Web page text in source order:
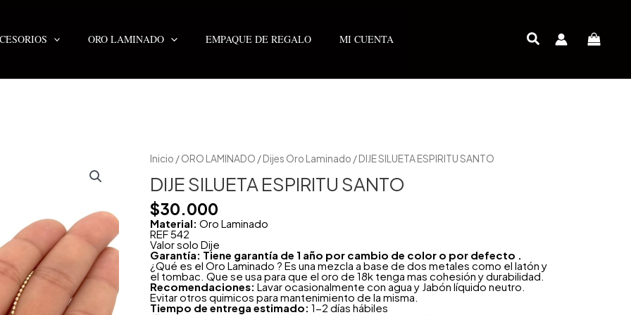
ORO LAMINADO EMPAQUE DE REGALO MI CUENTA
Inicio /ORO LAMINADO /Dijes Oro Laminado / DIJE SILUETA ESPIRITU SANTO
DIJE SILUETA ESPIRITU SANTO
$30.000
Material: Oro Laminado
REF 542
Valor solo Dije
Garantía: Tiene garantía de 1 año por cambio de color o por defecto .
¿Qué es el Oro Laminado ? Es una mezcla a base de dos metales como el latón y
el tombac. Que se usa para que el oro de 18k tenga mas cohesión y durabilidad.
Recomendaciones: Lavar ocasionalmente con agua y Jabón líquido neutro.
Evitar otros quimicos para mantenimiento de la misma.
Tiempo de entrega estimado: 1-2 días hábiles
DIJE
SILUETA
ESPIRITU
SANTO
cantidad